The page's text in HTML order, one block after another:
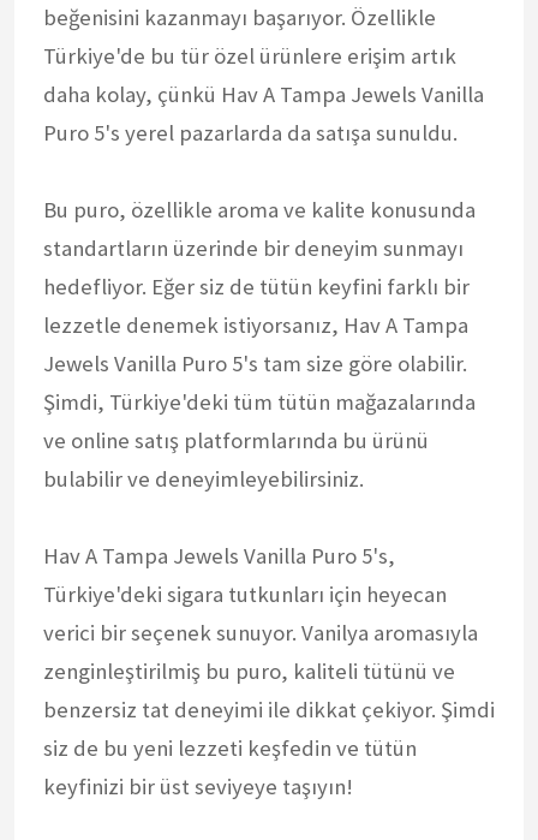
beğenisini kazanmayı başarıyor. Özellikle
Türkiye'de bu tür özel ürünlere erişim artık
daha kolay, çünkü Hav A Tampa Jewels Vanilla
Puro 5's yerel pazarlarda da satışa sunuldu.
Bu puro, özellikle aroma ve kalite konusunda
standartların üzerinde bir deneyim sunmayı
hedefliyor. Eğer siz de tütün keyfini farklı bir
lezzetle denemek istiyorsanız, Hav A Tampa
Jewels Vanilla Puro 5's tam size göre olabilir.
Şimdi, Türkiye'deki tüm tütün mağazalarında
ve online satış platformlarında bu ürünü
bulabilir ve deneyimleyebilirsiniz.
Hav A Tampa Jewels Vanilla Puro 5's,
Türkiye'deki sigara tutkunları için heyecan
verici bir seçenek sunuyor. Vanilya aromasıyla
zenginleştirilmiş bu puro, kaliteli tütünü ve
benzersiz tat deneyimi ile dikkat çekiyor. Şimdi
siz de bu yeni lezzeti keşfedin ve tütün
keyfinizi bir üst seviyeye taşıyın!